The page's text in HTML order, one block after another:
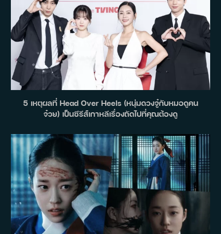
5 เหตุผลที่ Head Over Heels (หนุ่มดวงจู๋กับหมอดูคน
จ๋วย) เป็นซีรีส์เกาหลีเรื่องถัดไปที่คุณต้องดู